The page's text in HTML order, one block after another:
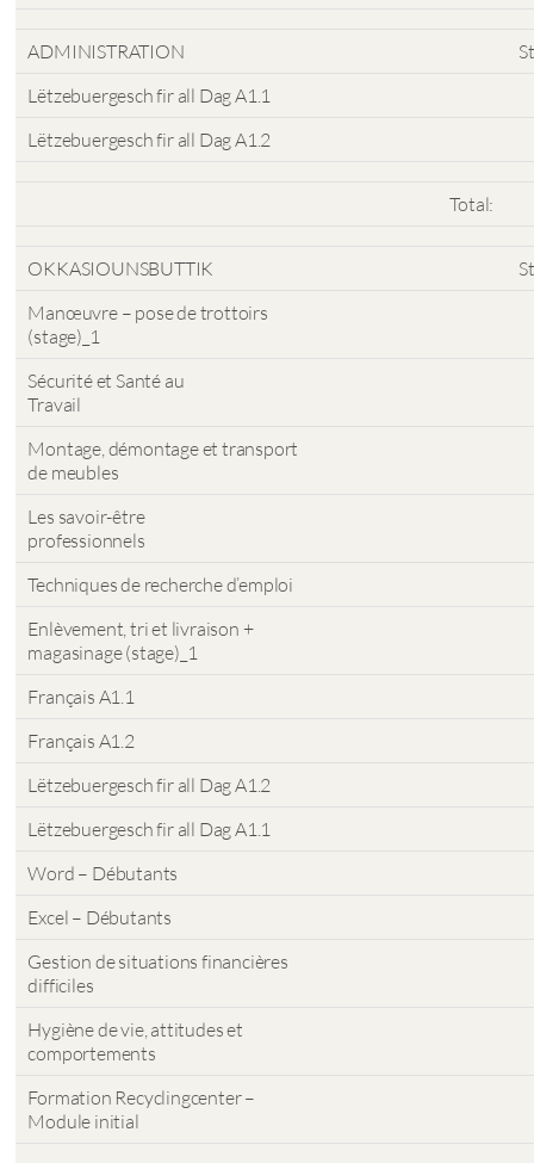
ADMINISTRATION
Lëtzebuergesch fir all Dag A1.1
Lëtzebuergesch fir all Dag A1.2
Total:
OKKASIOUNSBUTTIK
Manœuvre – pose de trottoirs
(stage)_1
Sécurité et Santé au
Travail
Montage, démontage et transport
de meubles
Les savoir-être
professionnels
Techniques de recherche d’emploi
Enlèvement, tri et livraison +
magasinage (stage)_1
Français A1.1
Français A1.2
Lëtzebuergesch fir all Dag A1.2
Lëtzebuergesch fir all Dag A1.1
Word – Débutants
Excel – Débutants
Gestion de situations financières
difficiles
Hygiène de vie, attitudes et
comportements
Formation Recyclingcenter –
Module initial